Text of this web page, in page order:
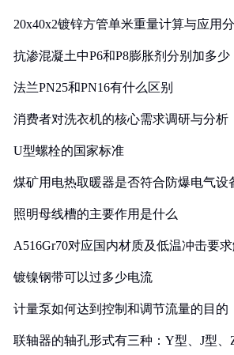
20x40x2镀锌方管单米重量计算与应用
抗渗混凝土中P6和P8膨胀剂分别加多少
法兰PN25和PN16有什么区别
消费者对洗衣机的核心需求调研与分析
U型螺栓的国家标准
煤矿用电热取暖器是否符合防爆电气设
照明母线槽的主要作用是什么
A516Gr70对应国内材质及低温冲击要
镀镍钢带可以过多少电流
计量泵如何达到控制和调节流量的目的
联轴器的轴孔形式有三种：Y型、J型、